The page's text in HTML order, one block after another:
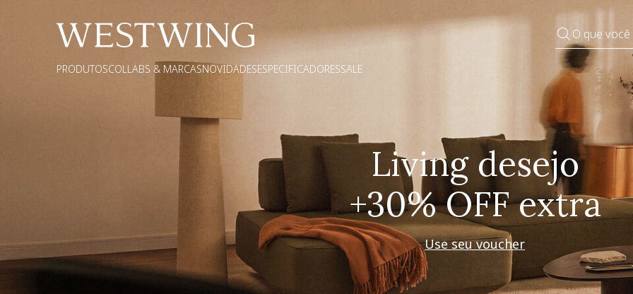
O que
PRODUTOSCOLLABS & MARCASNOVIDADESESPECIFICADORESSALE
Pequenos rituais
Grandes mudanças
Decorar